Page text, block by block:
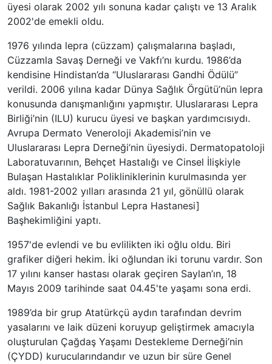
üyesi olarak 2002 yılı sonuna kadar çalıştı ve 13 Aralık
2002'de emekli oldu.
1976 yılında lepra (cüzzam) çalışmalarına başladı,
Cüzzamla Savaş Derneği ve Vakfı’nı kurdu. 1986’da
kendisine Hindistan’da “Uluslararası Gandhi Ödülü”
verildi. 2006 yılına kadar Dünya Sağlık Örgütü’nün lepra
konusunda danışmanlığını yapmıştır. Uluslararası Lepra
Birliği’nin (ILU) kurucu üyesi ve başkan yardımcısıydı.
Avrupa Dermato Veneroloji Akademisi’nin ve
Uluslararası Lepra Derneği’nin üyesiydi. Dermatopatoloji
Laboratuvarının, Behçet Hastalığı ve Cinsel İlişkiyle
Bulaşan Hastalıklar Polikliniklerinin kurulmasında yer
aldı. 1981-2002 yılları arasında 21 yıl, gönüllü olarak
Sağlık Bakanlığı İstanbul Lepra Hastanesi]
Başhekimliğini yaptı.
1957'de evlendi ve bu evlilikten iki oğlu oldu. Biri
grafiker diğeri hekim. İki oğlundan iki torunu vardır. Son
17 yılını kanser hastası olarak geçiren Saylan’ın, 18
Mayıs 2009 tarihinde saat 04.45'te yaşamı sona erdi.
1989’da bir grup Atatürkçü aydın tarafından devrim
yasalarını ve laik düzeni koruyup geliştirmek amacıyla
oluşturulan Çağdaş Yaşamı Destekleme Derneği’nin
(ÇYDD) kurucularındandır ve uzun bir süre Genel